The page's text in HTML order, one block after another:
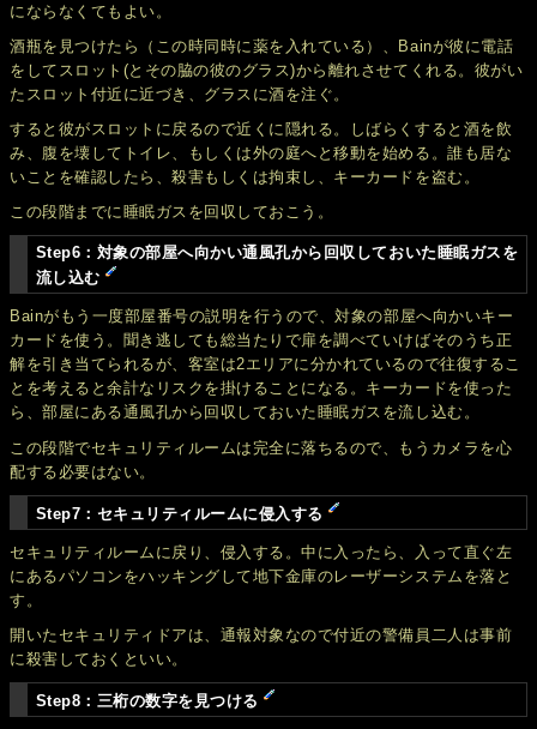
にならなくてもよい。
酒瓶を見つけたら（この時同時に薬を入れている）、Bainが彼に電話
をしてスロット(とその脇の彼のグラス)から離れさせてくれる。彼がい
たスロット付近に近づき、グラスに酒を注ぐ。
すると彼がスロットに戻るので近くに隠れる。しばらくすると酒を飲
み、腹を壊してトイレ、もしくは外の庭へと移動を始める。誰も居な
いことを確認したら、殺害もしくは拘束し、キーカードを盗む。
この段階までに睡眠ガスを回収しておこう。
Step6：対象の部屋へ向かい通風孔から回収しておいた睡眠ガスを
流し込む
Bainがもう一度部屋番号の説明を行うので、対象の部屋へ向かいキー
カードを使う。聞き逃しても総当たりで扉を調べていけばそのうち正
解を引き当てられるが、客室は2エリアに分かれているので往復するこ
とを考えると余計なリスクを掛けることになる。キーカードを使った
ら、部屋にある通風孔から回収しておいた睡眠ガスを流し込む。
この段階でセキュリティルームは完全に落ちるので、もうカメラを心
配する必要はない。
Step7：セキュリティルームに侵入する
セキュリティルームに戻り、侵入する。中に入ったら、入って直ぐ左
にあるパソコンをハッキングして地下金庫のレーザーシステムを落と
す。
開いたセキュリティドアは、通報対象なので付近の警備員二人は事前
に殺害しておくといい。
Step8：三桁の数字を見つける